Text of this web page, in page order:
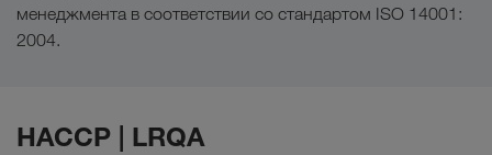
менеджмента в соответствии со стандартом ISO 14001:
2004.
HACCP | LRQA